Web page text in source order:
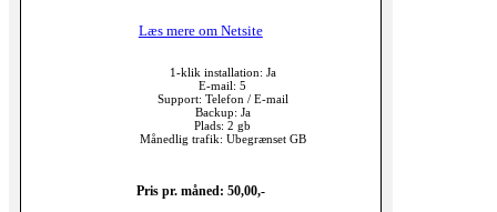
Læs mere om Netsite
1-klik installation: Ja
E-mail: 5
Support: Telefon / E-mail
Backup: Ja
Plads: 2 gb
Månedlig trafik: Ubegrænset GB
Pris pr. måned: 50,00,-